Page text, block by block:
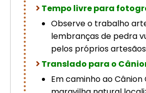
Tempo livre para
Observe o trabalho
lembranças de pedra
pelos próprios
Translado para o
Em caminho ao Cânion